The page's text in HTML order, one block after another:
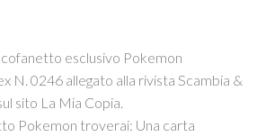
esclusivo Pokemon
N. 0246 allegato alla rivista Scambia &
sito La Mia Copia.
Pokemon troverai: Una carta